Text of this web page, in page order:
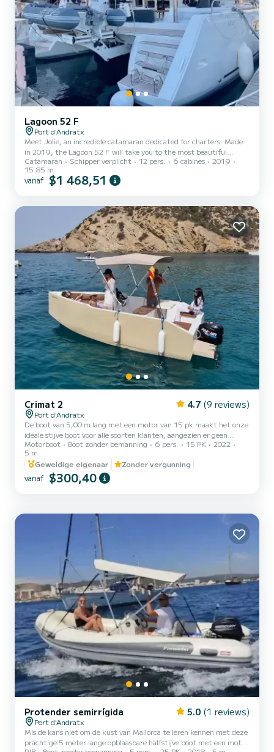
Lagoon 52 F
Port d'Andratx
Meet Jolie, an incredible catamaran dedicated for charters. Made
in 2019, the Lagoon 52 F will take you to the most beautiful
anchorages in Port d'Andratx. The boat has 6 cabins with all
comfort and a capacity of 12 people. With an overall length of 16
meters, it will be your best ally to spend an exceptional vacation on
een Full batten mainsail en een Furling g...
Catamaran Schipper verplicht 12 pers. 6 cabines
2019
15.85 m
vanaf $1 468,51
Crimat 2 4.7 (9 reviews)
Port d'Andratx
De boot van 5,00 m lang met een motor van 15 pk maakt het onze
ideale stijve boot voor alle soorten klanten, aangezien er geen
nautische kwalificaties voor nodig zijn en een maximale capaciteit
van 6 personen heeft. Een eenvoudige, praktische boot, met enkele
accessoires die uw dag onverslaanbaar zullen maken, zoals de grote
luifel voor de zon, draadloze muziek die uw smartphone verbindt
via Bluetooth. Deze boot wordt vaak verhuurd voor familie-uitjes,
Motorboot Boot zonder bemanning 6 pers. 15 PK
2022
5 m
Geweldige eigenaar
Zonder vergunning
vanaf $300,40
Protender semirrígida 5.0 (1 reviews)
Port d'Andratx
Mis de kans niet om de kust van Mallorca te leren kennen met deze
prachtige 5 meter lange opblaasbare halfstijve boot met een motor